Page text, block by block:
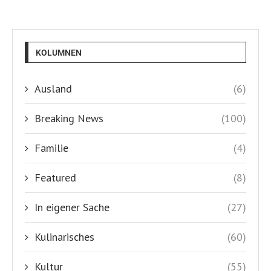
KOLUMNEN
Ausland (6)
Breaking News (100)
Familie (4)
Featured (8)
In eigener Sache (27)
Kulinarisches (60)
Kultur (55)